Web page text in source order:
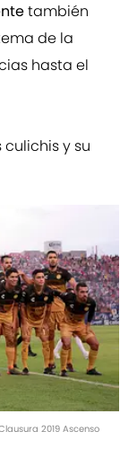
también
de la
hasta el
y su
2019 Ascenso